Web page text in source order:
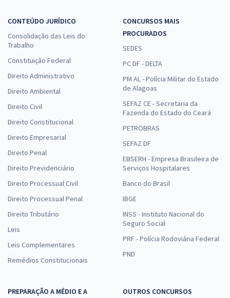
CONTEÚDO JURÍDICO
Consolidação das Leis do
Trabalho
Constituição Federal
Direito Administrativo
Direito Ambiental
Direito Civil
Direito Constitucional
Direito Empresarial
Direito Penal
Direito Previdenciário
Direito Processual Civil
Direito Processual Penal
Direito Tributário
Leis
Leis Complementares
Remédios Constitucionais
CONCURSOS MAIS
PROCURADOS
SEDES
PC DF - DELTA
PM AL - Polícia Militar do Estado
de Alagoas
SEFAZ CE - Secretaria da
Fazenda do Estado do Ceará
PETROBRAS
SEFAZ DF
EBSERH - Empresa Brasileira de
Serviços Hospitalares
Banco do Brasil
IBGE
INSS - Instituto Nacional do
Seguro Social
PRF - Polícia Rodoviária Federal
PND
PREPARAÇÃO A MÉDIO E A
OUTROS CONCURSOS